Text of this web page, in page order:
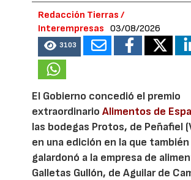
Redacción Tierras /
Interempresas
03/08/2026
3103
El Gobierno concedió el premio
extraordinarioAlimentos de
las bodegas Protos, de Peñafiel
en una edición en la que también
galardonó a la empresa de
Galletas Gullón, de Aguilar de